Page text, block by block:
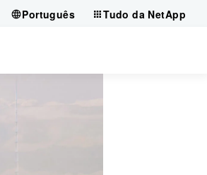
Português Tudo da NetApp